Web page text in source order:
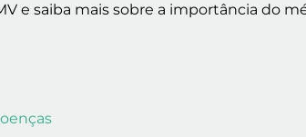
e saiba mais sobre a importância do